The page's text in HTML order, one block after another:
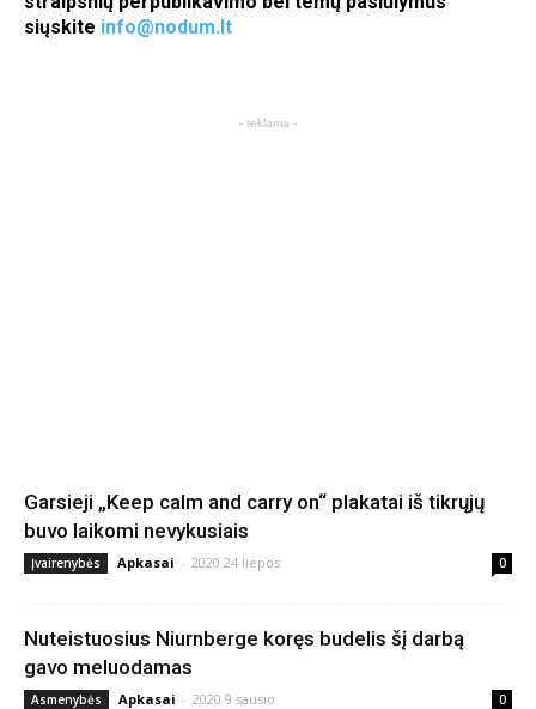
siųskite info@nodum.lt
- reklama -
Garsieji „Keep calm and carry on“ plakatai iš tikrųjų
buvo laikomi nevykusiais
Įvairenybės Apkasai - 2020 24 liepos 0
Nuteistuosius Niurnberge koręs budelis šį darbą
gavo meluodamas
Asmenybės Apkasai - 2020 9 sausio 0